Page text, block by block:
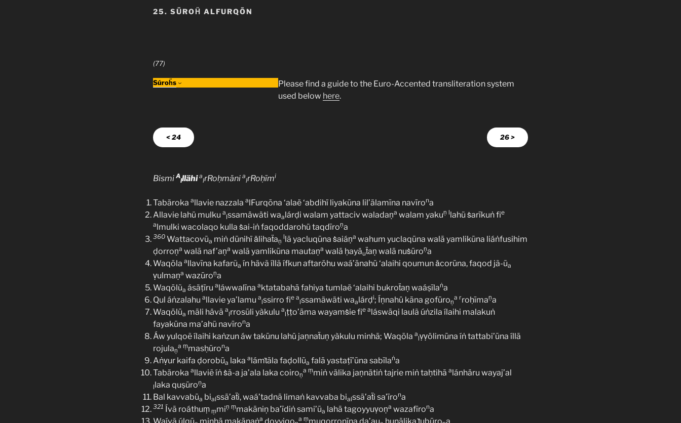
25. SŪROḦ ALFURQŌN
(77)
Súroḧs
Please find a guide to the Euro-Accented transliteration system
used below here.
< 24 26 >
Bismi A
lllähi a
lrRoḥmäni a
lrRoḥīmi
Tabäroka allavie nazzala alFurqōna ‘alaë ‘abdihï liyakūna lil’älamīna navīrona
Allavie lahü mulku a
lssamäwäti waalárḍi walam yattaciv waladaṇa walam yakuṇ llahü ṡarīkuṅ fie
almulki wacolaqo kulla ṡai-iṅ faqoddarohü taqdīroṇa
360 Wattacovūa miṅ dūnihï ǎlihaẗaṇ
llā yacluqūna ṡaiáṇa wahum yuclaqūna walā yamlikūna liáṅfusihim
ḍorroṇa walā naf’aṇa walā yamlikūna mautaṇa walā ḥayäuẗaṇ walā nuṡūroṇa
Waqōla allavīna kafarũa ín hävã íllã ífkun aftaröhu waá’ānahü ‘alaihi qoumun ǎcorūna, faqod jã-ūa
ṿulmaṇa wazūroṇa
Waqōlũa ásäṭīru aláwwalīna aktatabahā fahiya tumlaë ‘alaihi bukroẗaṇ waáṣīlaṅa
Qul áṅzalahu allavie ya’lamu a
lssirro fie a
lssamäwäti waalárḍ i; Íṇnahü kāna gofūroṇ
a rroḥīmaṇa
Waqōlūa māli hävā a
lrrosūli yàkulu a
lṭṭo’āma wayamṡie fie aláswāqi laulã úṅzila ílaihi malakuṅ
fayakūna ma’ahü navīrona
Áw yulqoẽ ílaihi kaṅzun áw takūnu lahü jaṇnaẗuṇ yàkulu minhā; Waqōla a
lṿṿölimūna íṅ tattabi’ūna íllā
rojulaṇ
a ṃmasḥūrona
Aṅṿur kaifa ḍorobūa laka alámṫāla faḍollūa falā yastaṭī’ūna sabīlaṅa
Tabäroka allaviẽ íṅ ṡã-a ja’ala laka coiroṇ
a ṃmiṅ välika jaṇnätiṅ tajrie miṅ taḥtihā alánhäru wayaj’al
llaka quṣūroņa
Bal kavvabūa bialssā’aẗi, waá’tadnā limaṅ kavvaba bialssā’aẗi sa’īrona
321 Ívā roáthuṃ ṃmiṇ ṃmakāniņ ba’īdiṅ sami’ūa lahā tagoyyuṿoṇa wazafīrona
a a ṃ